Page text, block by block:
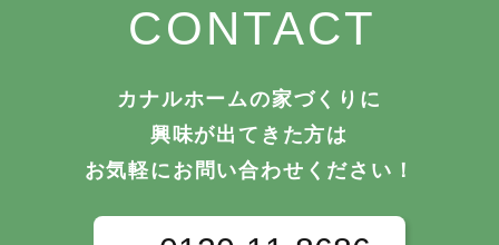
CONTACT
カナルホームの家づくりに
興味が出てきた方は
お気軽にお問い合わせください！